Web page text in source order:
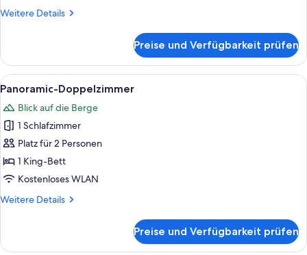
Weitere Details
Weitere
Suite
Preise und Verfügbarkeit prüfen
Alle
Fotos
für
Panoramic-
Doppelzimmer
anzeigen
Ein Frühstückstisch auf einem
6
Panoramic-Doppelzimmer
Blick auf die Berge
1 Schlafzimmer
Platz für 2 Personen
1 King-Bett
Kostenloses WLAN
Weitere Details
Weitere
Doppelzimmer
Preise und Verfügbarkeit prüfen